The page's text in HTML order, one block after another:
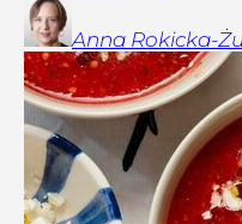
Anna Rokicka-